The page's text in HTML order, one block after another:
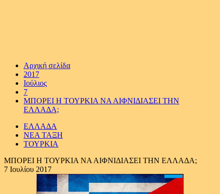
Αρχική σελίδα
2017
Ιούλιος
7
ΜΠΟΡΕΙ Η ΤΟΥΡΚΙΑ ΝΑ ΑΙΦΝΙΔΙΑΣΕΙ ΤΗΝ
ΕΛΛΑΔΑ;
ΕΛΛΑΔΑ
ΝΕΑ ΤΑΞΗ
ΤΟΥΡΚΙΑ
ΜΠΟΡΕΙ Η ΤΟΥΡΚΙΑ ΝΑ ΑΙΦΝΙΔΙΑΣΕΙ ΤΗΝ ΕΛΛΑΔΑ;
7 Ιουλίου 2017